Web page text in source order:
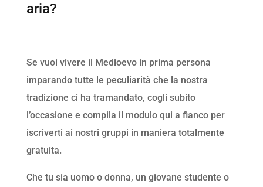
aria?
Se vuoi vivere il Medioevo in prima persona
imparando tutte le peculiarità che la nostra
tradizione ci ha tramandato, cogli subito
l’occasione e compila il modulo qui a fianco per
iscriverti ai nostri gruppi in maniera totalmente
gratuita.
Che tu sia uomo o donna, un giovane studente o